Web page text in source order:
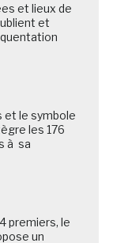
et lieux de
et
et le symbole
les 176
à sa
premiers, le
un